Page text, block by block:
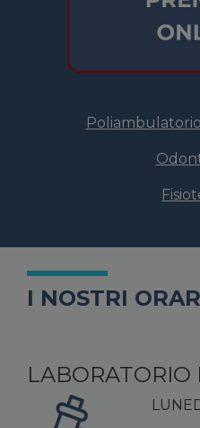
I NOSTRI
LABORATORIO